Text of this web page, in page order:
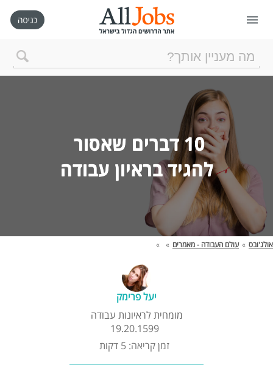
דף הבית
חיפוש חדש
ניהול החיפושים שלי
רכישת AllJobs VIP
כמה אתם שווים?
קורסים אונליין
שאלות נפוצות
10 דברים שאסור
להגיד בראיון עבודה
אולג'ובס » עולם העבודה - מאמרים »
»
יעל פרימק
מומחית לראיונות עבודה
19.20.1599
זמן קריאה: 5 דקות